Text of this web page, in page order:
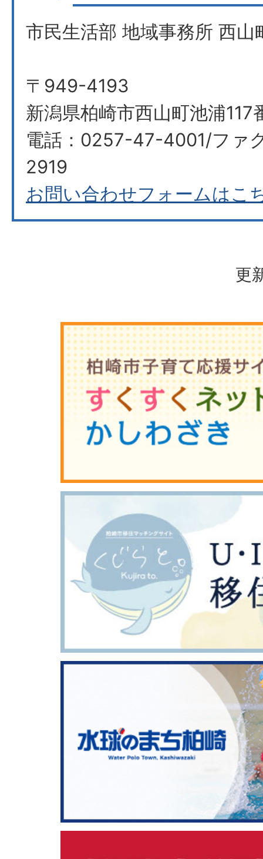
市民生活部 地域事務所 西山
〒949-4193
新潟県柏崎市西山町池浦117
電話：0257-47-4001/ファ
2919
お問い合わせフォームはこ
更